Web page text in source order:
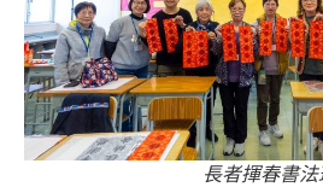
長者揮春書法